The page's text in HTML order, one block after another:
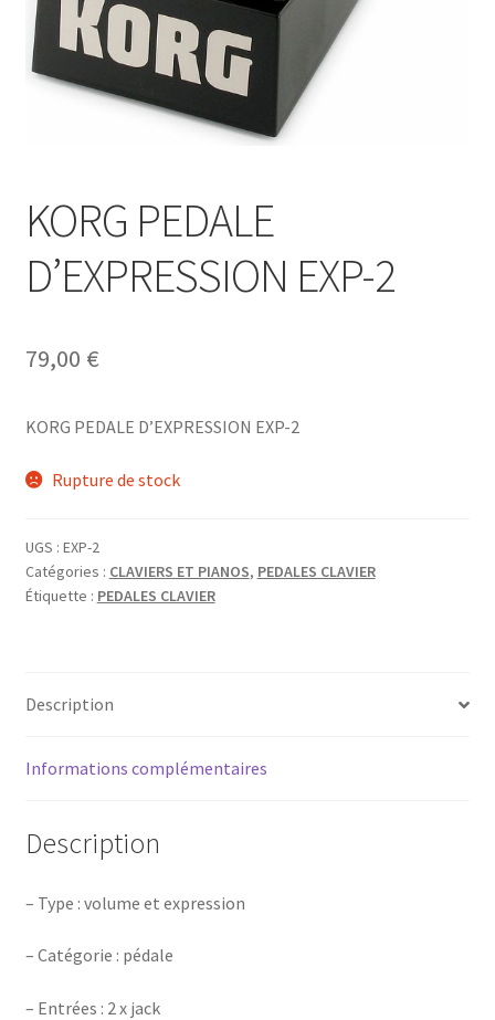
KORG PEDALE
D’EXPRESSION EXP-2
79,00 €
KORG PEDALE D’EXPRESSION EXP-2
Rupture de stock
UGS : EXP-2
Catégories : CLAVIERS ET PIANOS, PEDALES CLAVIER
Étiquette : PEDALES CLAVIER
Description
Informations complémentaires
Description
– Type : volume et expression
– Catégorie : pédale
– Entrées : 2 x jack